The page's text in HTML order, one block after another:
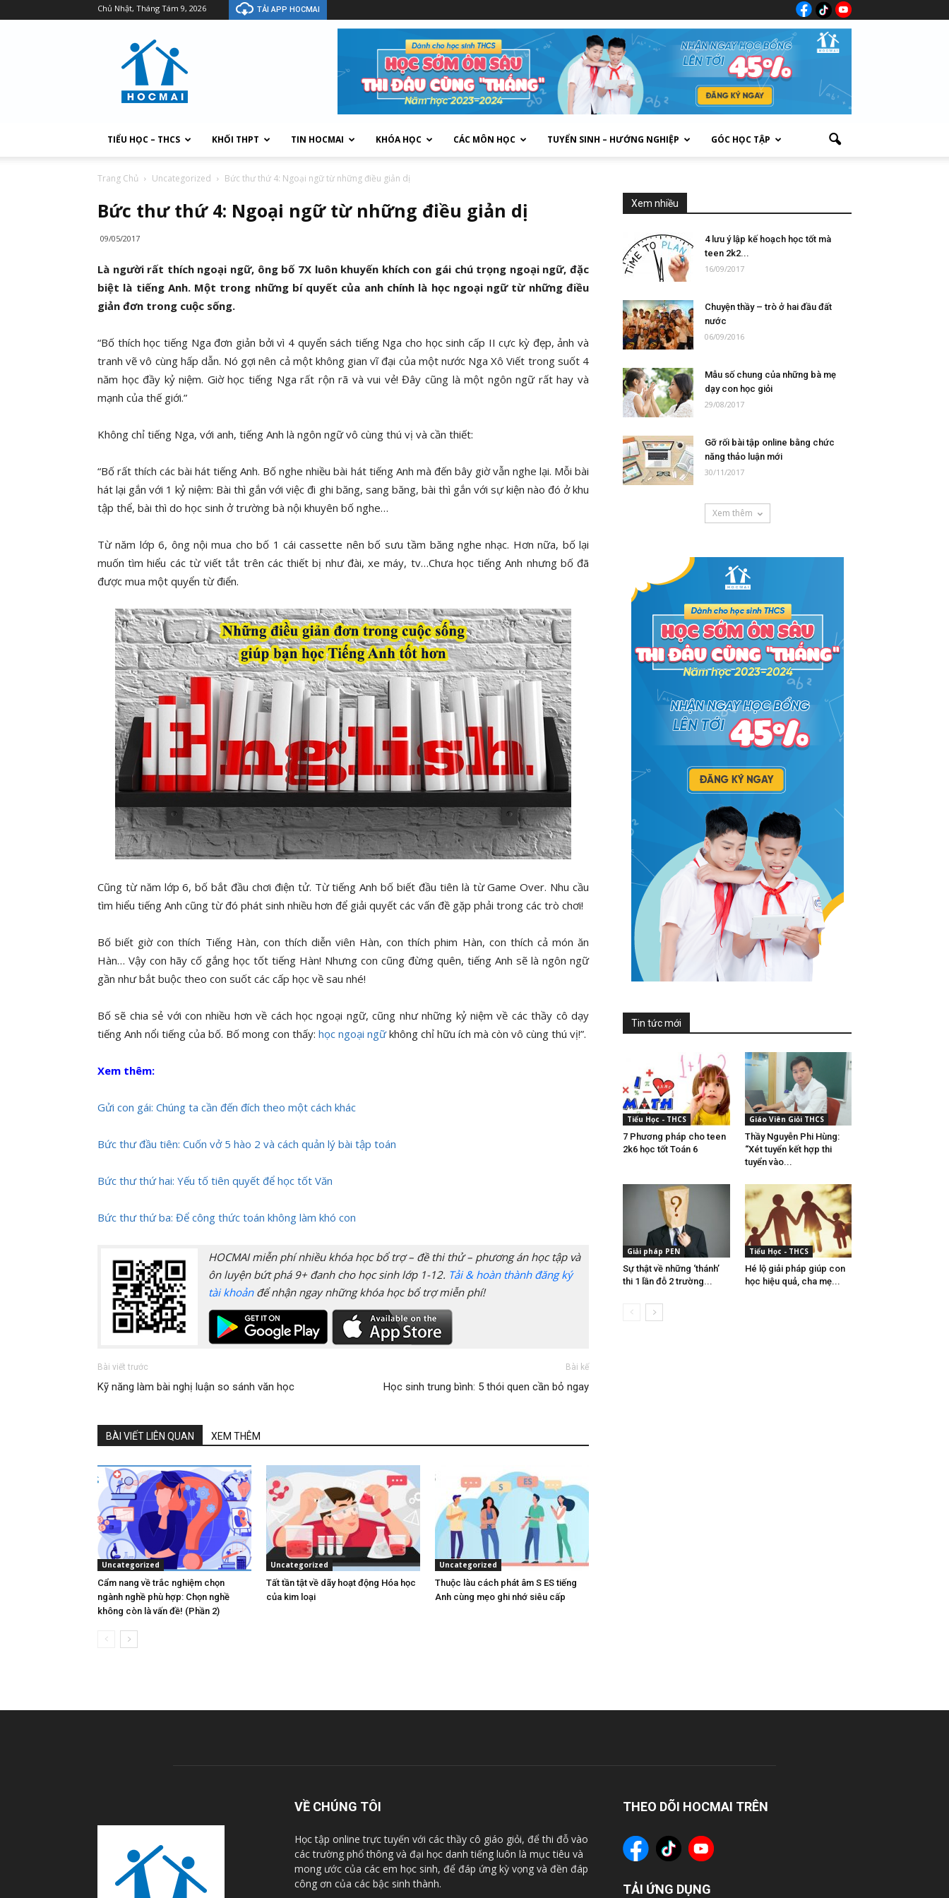
Chủ Nhật, Tháng Tám 9, 2026 TẢI APP HOCMAI
TIỂU HỌC – THCS KHỐI THPT TIN HOCMAI KHÓA HỌC CÁC MÔN HỌC TUYỂN SINH – HƯỚNG NGHIỆP GÓC HỌC TẬP
Trang Chủ Uncategorized Bức thư thứ 4: Ngoại ngữ từ những điều giản dị
Bức thư thứ 4: Ngoại ngữ từ những điều giản dị
09/05/2017
Là người rất thích ngoại ngữ, ông bố 7X luôn khuyến khích con gái chú trọng ngoại ngữ, đặc
biệt là tiếng Anh. Một trong những bí quyết của anh chính là học ngoại ngữ từ những điều
giản đơn trong cuộc sống.
“Bố thích học tiếng Nga đơn giản bởi vì 4 quyển sách tiếng Nga cho học sinh cấp II cực kỳ đẹp, ảnh và
tranh vẽ vô cùng hấp dẫn. Nó gợi nên cả một không gian vĩ đại của một nước Nga Xô Viết trong suốt 4
năm học đầy kỷ niệm. Giờ học tiếng Nga rất rộn rã và vui vẻ! Đây cũng là một ngôn ngữ rất hay và
mạnh của thế giới.”
Không chỉ tiếng Nga, với anh, tiếng Anh là ngôn ngữ vô cùng thú vị và cần thiết:
“Bố rất thích các bài hát tiếng Anh. Bố nghe nhiều bài hát tiếng Anh mà đến bây giờ vẫn nghe lại. Mỗi bài
hát lại gắn với 1 kỷ niệm: Bài thì gắn với việc đi ghi băng, sang băng, bài thì gắn với sự kiện nào đó ở khu
tập thể, bài thì do học sinh ở trường bà nội khuyên bố nghe…
Từ năm lớp 6, ông nội mua cho bố 1 cái cassette nên bố sưu tầm băng nghe nhạc. Hơn nữa, bố lại
muốn tìm hiểu các từ viết tắt trên các thiết bị như đài, xe máy, tv…Chưa học tiếng Anh nhưng bố đã
được mua một quyển từ điển.
Cũng từ năm lớp 6, bố bắt đầu chơi điện tử. Từ tiếng Anh bố biết đầu tiên là từ Game Over. Nhu cầu
tìm hiểu tiếng Anh cũng từ đó phát sinh nhiều hơn để giải quyết các vấn đề gặp phải trong các trò chơi!
Bố biết giờ con thích Tiếng Hàn, con thích diễn viên Hàn, con thích phim Hàn, con thích cả món ăn
Hàn… Vậy con hãy cố gắng học tốt tiếng Hàn! Nhưng con cũng đừng quên, tiếng Anh sẽ là ngôn ngữ
gần như bắt buộc theo con suốt các cấp học về sau nhé!
Bố sẽ chia sẻ với con nhiều hơn về cách học ngoại ngữ, cũng như những kỷ niệm về các thầy cô dạy
tiếng Anh nổi tiếng của bố. Bố mong con thấy: học ngoại ngữkhông chỉ hữu ích mà còn vô cùng thú vị!”.
Xem thêm:
Gửi con gái: Chúng ta cần đến đích theo một cách khác
Bức thư đầu tiên: Cuốn vở 5 hào 2 và cách quản lý bài tập toán
Bức thư thứ hai: Yếu tố tiên quyết để học tốt Văn
Bức thư thứ ba: Để công thức toán không làm khó con
HOCMAI miễn phí nhiều khóa học bổ trợ – đề thi thử – phương án học tập và
ôn luyện bứt phá 9+ đanh cho học sinh lớp 1-12. Tải & hoàn thành đăng ký
tài khoảnđể nhận ngay những khóa học bổ trợ miễn phí!
Bài viết trước
Kỹ năng làm bài nghị luận so sánh văn học
Bài kế
Học sinh trung bình: 5 thói quen cần bỏ ngay
BÀI VIẾT LIÊN QUAN XEM THÊM
Uncategorized
Cẩm nang về trắc nghiệm chọn
ngành nghề phù hợp: Chọn nghề
không còn là vấn đề! (Phần 2)
Uncategorized
Tất tần tật về dãy hoạt động Hóa học
của kim loại
Uncategorized
Thuộc làu cách phát âm S ES tiếng
Anh cùng mẹo ghi nhớ siêu cấp
Xem nhiều
4 lưu ý lập kế hoạch học tốt mà
teen 2k2...
16/09/2017
Chuyện thầy – trò ở hai đầu đất
nước
06/09/2016
Mẫu số chung của những bà mẹ
dạy con học giỏi
29/08/2017
Gỡ rối bài tập online bằng chức
năng thảo luận mới
30/11/2017
Xem thêm
Tin tức mới
Tiểu Học - THCS
7 Phương pháp cho teen
2k6 học tốt Toán 6
Giáo Viên Giỏi THCS
Thầy Nguyễn Phi Hùng:
“Xét tuyển kết hợp thi
tuyển vào...
Giải pháp PEN
Sự thật về những ‘thánh’
thi 1 lần đỗ 2 trường...
Tiểu Học - THCS
Hé lộ giải pháp giúp con
học hiệu quả, cha mẹ...
VỀ CHÚNG TÔI
Học tập online trực tuyến với các thầy cô giáo giỏi, để thi đỗ vào
các trường phổ thông và đại học danh tiếng luôn là mục tiêu và
mong ước của các em học sinh, để đáp ứng kỳ vọng và đền đáp
công ơn của các bậc sinh thành.
THEO DÕI HOCMAI TRÊN
TẢI ỨNG DỤNG